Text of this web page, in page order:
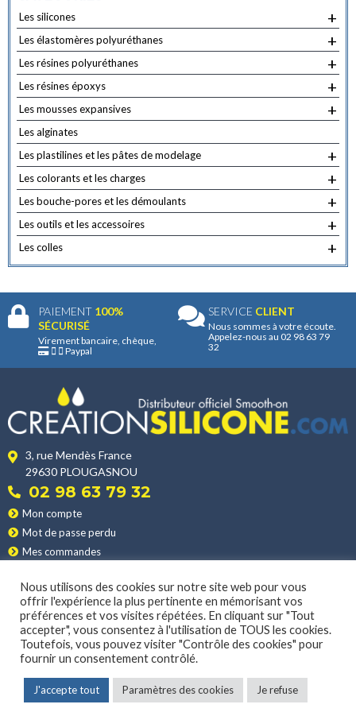
sur
du
produit
+
Les silicones
+
Les élastomères polyuréthanes
+
Les résines polyuréthanes
+
Les résines époxys
+
Les mousses expansives
Les alginates
+
Les plastilines et les pâtes de modelage
+
Les colorants et les charges
+
Les bouche-pores et les démoulants
+
Les outils et les accessoires
+
Les colles
PAIEMENT 100%
SÉCURISÉ
Virement bancaire, chèque,
Paypal
SERVICE CLIENT
Nous sommes à votre écoute.
Appelez-nous au 02 98 63 79
32
3, rue Mendès France
29630 PLOUGASNOU
02 98 63 79 32
Mon compte
Mot de passe perdu
Mes commandes
Nos produits
Les applications
Nos conditions de vente
La livraison
MENTIONS LÉGALES |POLITIQUE DE CONFIDENTIALITÉ
Nous utilisons des cookies sur notre site web pour vous
offrir l'expérience la plus pertinente en mémorisant vos
préférences et vos visites répétées. En cliquant sur "Tout
accepter", vous consentez à l'utilisation de TOUS les cookies.
Toutefois, vous pouvez visiter "Contrôle des cookies" pour
fournir un consentement contrôlé.
J'accepte tout Paramètres des cookies Je refuse